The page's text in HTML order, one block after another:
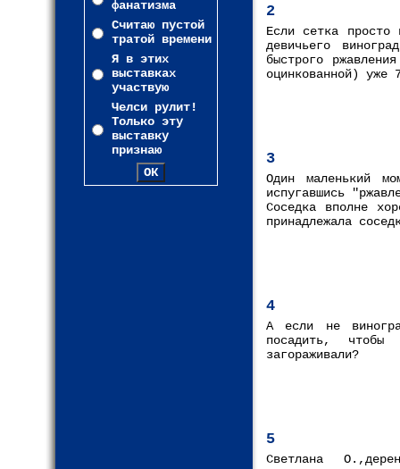
фанатизма
Считаю пустой
тратой времени
Я в этих
выставках
участвую
Челси рулит!
Только эту
выставку
признаю
2
Если сетка
девичьего
быстрого
оцинкованной)
3
Один маленький
испугавшись
Соседка вполне
принадлежала
4
А если не
посадить,
загораживали?
5
Светлана